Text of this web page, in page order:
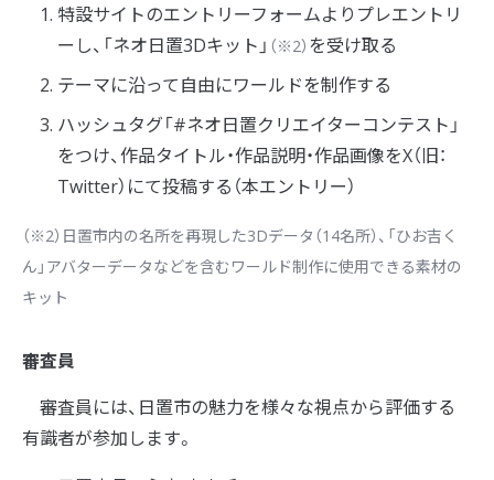
特設サイトのエントリーフォームよりプレエントリ
ーし、「ネオ日置3Dキット」 （※2） を受け取る
テーマに沿って自由にワールドを制作する
ハッシュタグ「#ネオ日置クリエイターコンテスト」
をつけ、作品タイトル・作品説明・作品画像をX（旧：
Twitter）にて投稿する（本エントリー）
（※2）日置市内の名所を再現した3Dデータ（14名所）、「ひお吉く
ん」アバターデータなどを含むワールド制作に使用できる素材の
キット
審査員
審査員には、日置市の魅力を様々な視点から評価する
有識者が参加します。